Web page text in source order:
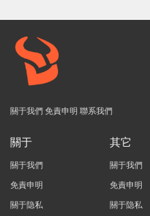
關于我們 免責申明 聯系我們
關于
關于我們
免責申明
關于隐私
其它
關于我們
免責申明
關于隐私